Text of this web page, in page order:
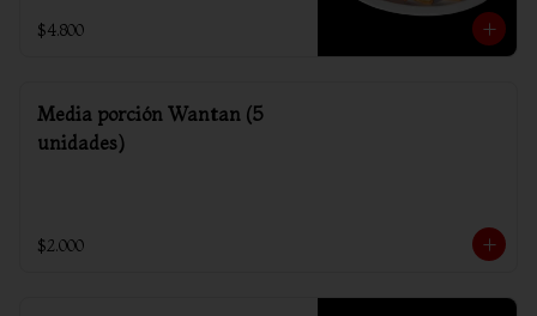
$4.800
Media porción Wantan (5
unidades)
$2.000